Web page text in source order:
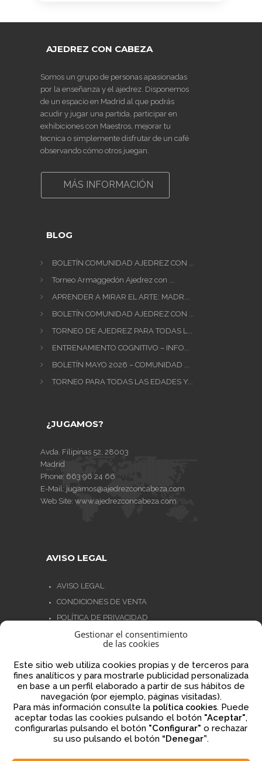
Gestionar el consentimiento
de las cookies
Este sitio web utiliza cookies propias y de terceros para
fines analíticos y para mostrarle publicidad personalizada
en base a un perfil elaborado a partir de sus hábitos de
navegación (por ejemplo, páginas visitadas).
Para más información consulte la política cookies. Puede
aceptar todas las cookies pulsando el botón "Aceptar",
configurarlas pulsando el botón "Configurar" o rechazar
su uso pulsando el botón “Denegar”.
AJEDREZ CON CABEZA
Somos un grupo de personas apasionadas
por la enseñanza y el ajedrez. Disponemos
de un espacio en Madrid al que podrás
acudir y jugar una partida, participar en
exhibiciones con Maestros, mejorar tu
tecnica o simplemente disfrutar de un café
observando cómo otros juegan.
MÁS INFORMACIÓN
BLOG
BOLETÍN COMUNIDAD AJEDREZ CON ...
Torneo Armaggedón Ajedrez con ...
APRENDER A MIRAR EL ARTE: MADR...
BOLETÍN COMUNIDAD AJEDREZ CON ...
TORNEO DE AJEDREZ PARA TODAS L...
ENTRENAMIENTO COGNITIVO – INFO...
BOLETÍN MAYO 2026 – COMUNIDAD ...
TORNEO PARA TODAS LAS EDADES Y...
¿JUGAMOS?
Avda. Filipinas 52, 28003
Madrid
Phone: 663 96 24 66
E-Mail: jugamos@ajedrezconcabeza.com
Web Site: www.ajedrezconcabeza.com
AVISO LEGAL
AVISO LEGAL
CONDICIONES DE VENTA
POLÍTICA DE PRIVACIDAD
POLÍTICA DE COOKIES
NORMATIVA AJEDREZ CON CABEZA
Financiado por la Unión Europea – NextGenerationEU